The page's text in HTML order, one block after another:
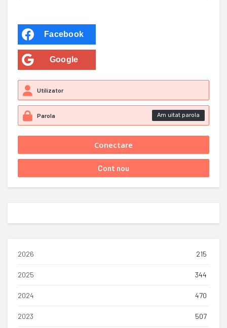
Facebook
Google
Am uitat parola
2026 215
2025 344
2024 470
2023 507